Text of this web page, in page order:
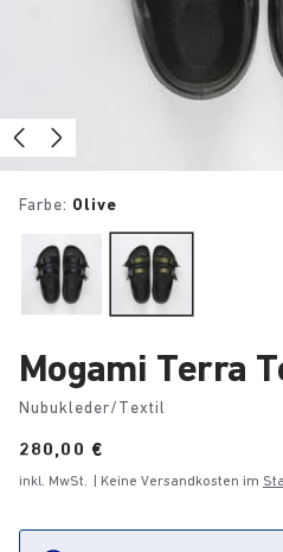
Farbe: Olive
Mogami Terra
Nubukleder/Textil
Price:
280,00 €
inkl. MwSt. | Keine Versandkosten im